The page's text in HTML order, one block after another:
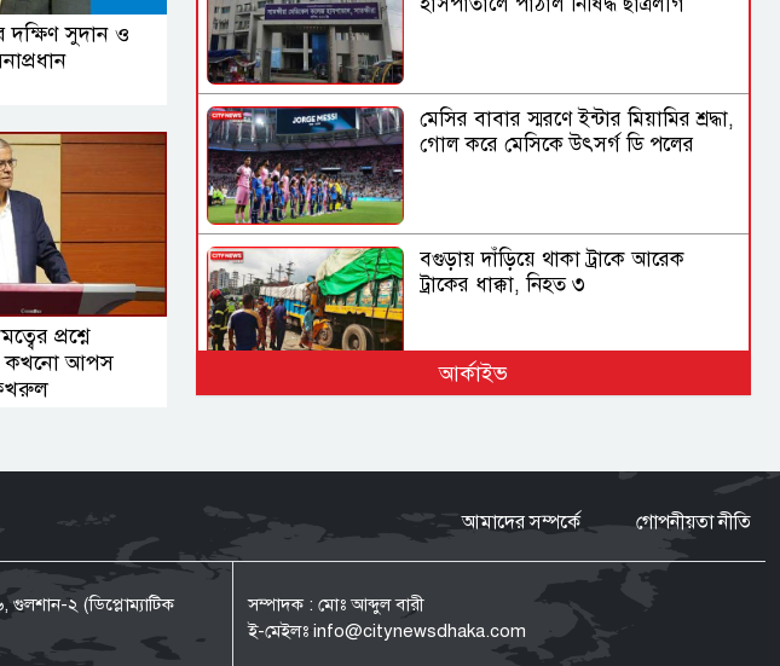
দক্ষিণ সুদান ও
প্রশ্নে
কখনো আপস
মেসির বাবার স্মরণে ইন্টার মিয়ামির শ্রদ্ধা,
গোল করে মেসিকে উৎসর্গ ডি পলের
বগুড়ায় দাঁড়িয়ে থাকা ট্রাকে আরেক
ট্রাকের ধাক্কা, নিহত ৩
রাষ্ট্রপতি নির্বাচনে বিএনপির দুই
হরমুজ খুলতে যুক্তরাষ্ট্রকে যেসব শর্ত দিল
ইরান
আর্কাইভ
আমাদের সম্পর্কে গোপনীয়তা নীতি
২ (ডিপ্লোম্যাটিক
সম্পাদক : মোঃ আব্দুল বারী
ই-মেইলঃ info@citynewsdhaka.com